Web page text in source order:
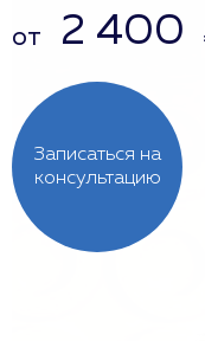
Записаться на
консультацию
от 2 400